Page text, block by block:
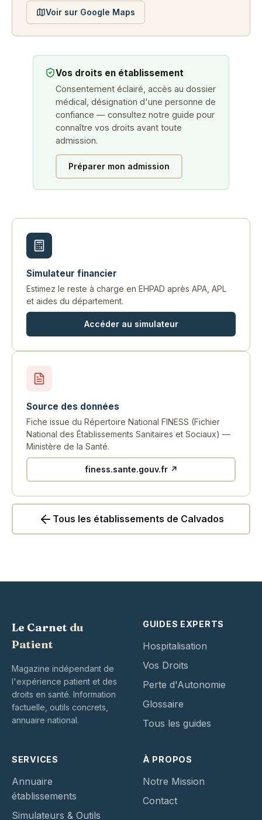
Voir sur Google Maps
Vos droits en établissement
Consentement éclairé, accès au dossier
médical, désignation d'une personne de
confiance — consultez notre guide pour
connaître vos droits avant toute
admission.
Préparer mon admission
Simulateur financier
Estimez le reste à charge en EHPAD après APA, APL
et aides du département.
Accéder au simulateur
Source des données
Fiche issue du Répertoire National FINESS (Fichier
National des Établissements Sanitaires et Sociaux) —
Ministère de la Santé.
finess.sante.gouv.fr ↗
Tous les établissements de Calvados
Le Carnet du
Patient
Magazine indépendant de
l'expérience patient et des
droits en santé. Information
factuelle, outils concrets,
annuaire national.
GUIDES EXPERTS
Hospitalisation
Vos Droits
Perte d'Autonomie
Glossaire
Tous les guides
SERVICES
Annuaire
établissements
Simulateurs & Outils
À PROPOS
Notre Mission
Contact